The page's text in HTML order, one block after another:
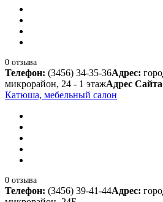
0 отзыва
Телефон: (3456) 34-35-36Адрес:
микрорайон, 24 - 1 этажАдрес
Катюша, мебельный салон
0 отзыва
Телефон: (3456) 39-41-44Адрес: